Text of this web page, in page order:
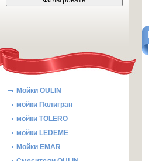
Мойки OULIN
мойки Полигран
мойки TOLERO
мойки LEDEME
Мойки EMAR